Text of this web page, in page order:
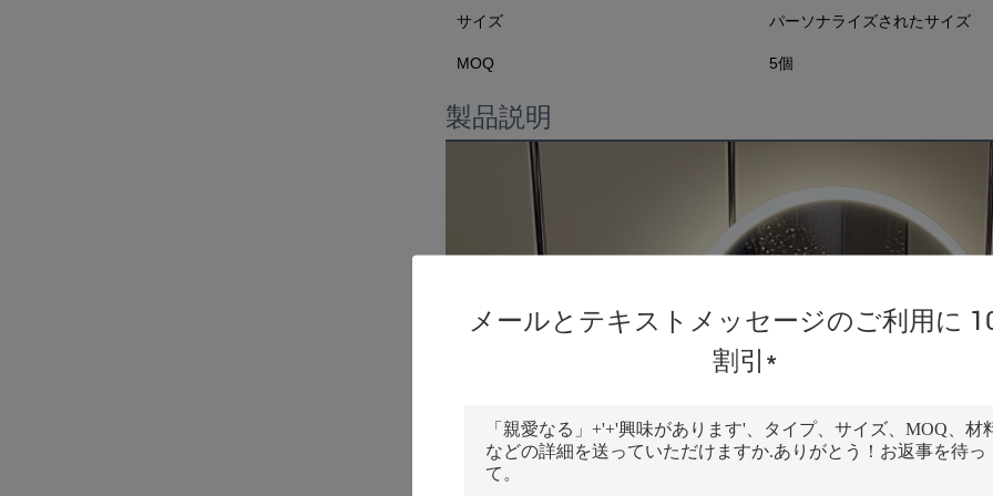
サイズ パーソナライズされたサイズ
MOQ 5個
製品説明
メールとテキストメッセージのご利用に
割引*